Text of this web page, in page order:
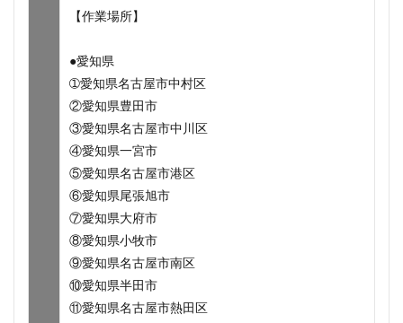
【作業場所】
●愛知県
➀愛知県名古屋市中村区
②愛知県豊田市
③愛知県名古屋市中川区
④愛知県一宮市
⑤愛知県名古屋市港区
⑥愛知県尾張旭市
⑦愛知県大府市
⑧愛知県小牧市
⑨愛知県名古屋市南区
⑩愛知県半田市
⑪愛知県名古屋市熱田区